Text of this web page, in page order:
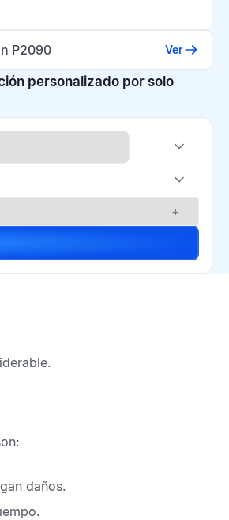
P2090 Ver
personalizado por solo
+
daños.